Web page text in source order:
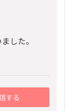
した。
する